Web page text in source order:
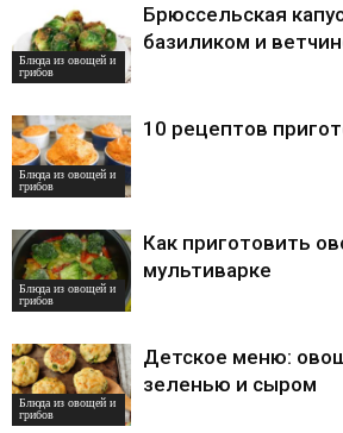
Блюда из овощей и
грибов
Брюссельская
базиликом и
Блюда из овощей и
грибов
10 рецептов
Блюда из овощей и
грибов
Как приготовить
мультиварке
Блюда из овощей и
грибов
Детское меню:
зеленью и сыром